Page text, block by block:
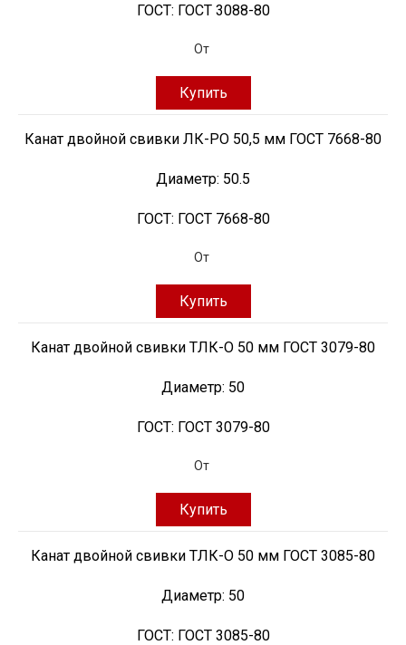
ГОСТ: ГОСТ 3088-80
От
Купить
Канат двойной свивки ЛК-РО 50,5 мм ГОСТ 7668-80
Диаметр: 50.5
ГОСТ: ГОСТ 7668-80
От
Купить
Канат двойной свивки ТЛК-О 50 мм ГОСТ 3079-80
Диаметр: 50
ГОСТ: ГОСТ 3079-80
От
Купить
Канат двойной свивки ТЛК-О 50 мм ГОСТ 3085-80
Диаметр: 50
ГОСТ: ГОСТ 3085-80